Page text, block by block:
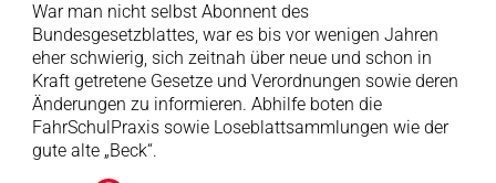
War man nicht selbst Abonnent des
Bundesgesetzblattes, war es bis vor wenigen Jahren
eher schwierig, sich zeitnah über neue und schon in
Kraft getretene Gesetze und Verordnungen sowie deren
Änderungen zu informieren. Abhilfe boten die
FahrSchulPraxis sowie Loseblattsammlungen wie der
gute alte „Beck“.